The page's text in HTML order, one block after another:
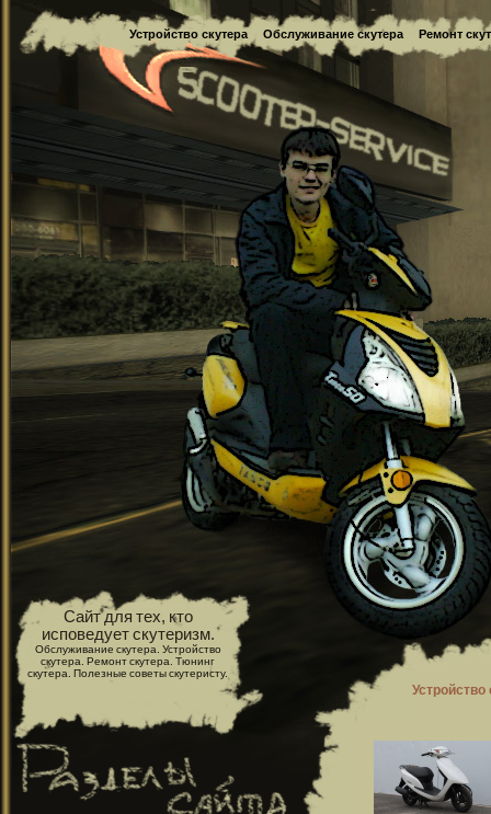
Устройство скутера Обслуживание скутера Ремонт
Сайт для тех, кто
исповедует скутеризм.
Обслуживание скутера. Устройство
скутера. Ремонт скутера. Тюнинг
скутера. Полезные советы скутеристу.
Устройство